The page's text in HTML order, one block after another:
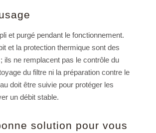
et purgé pendant le fonctionnement.
et la protection thermique sont des
ils ne remplacent pas le contrôle du
du filtre ni la préparation contre le
doit être suivie pour protéger les
un débit stable.
solution pour vous